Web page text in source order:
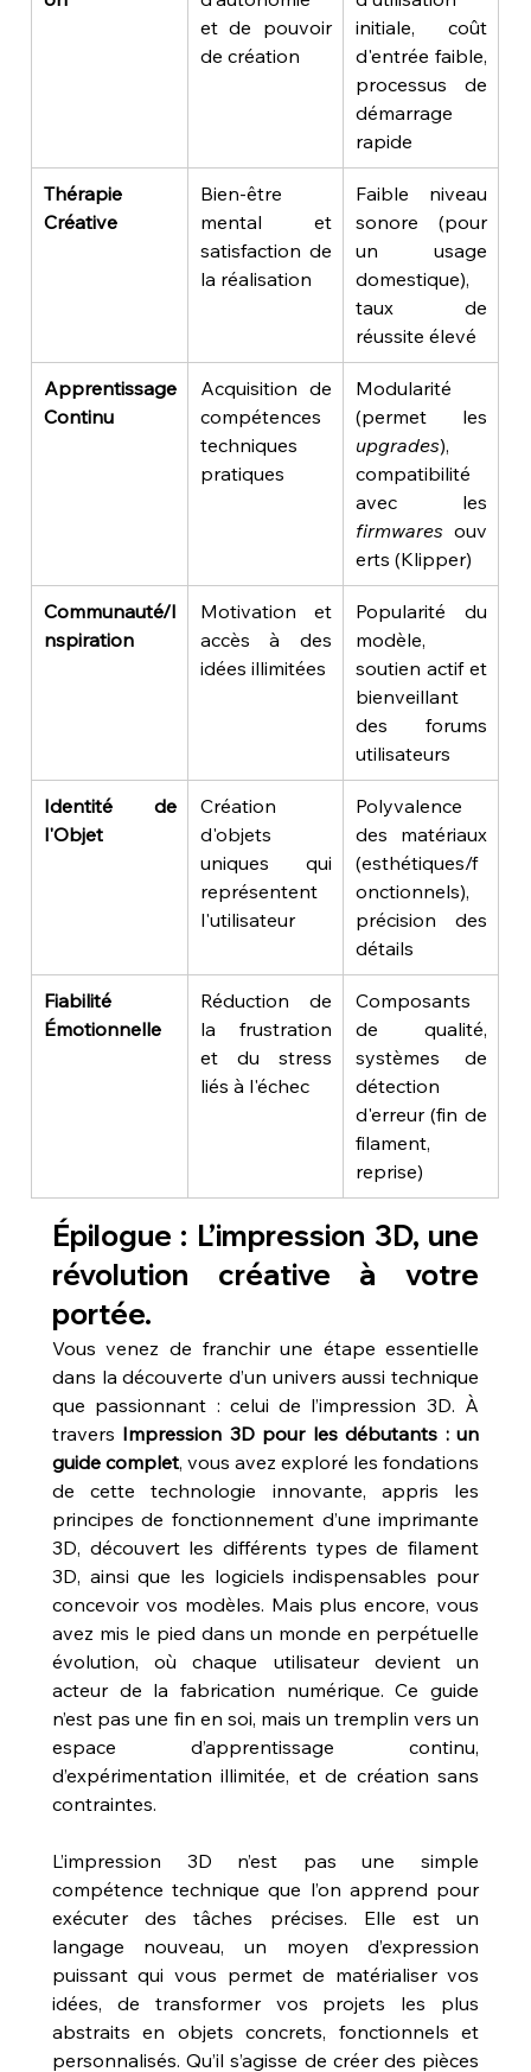
et de pouvoir
de création
initiale, coût
d'entrée faible,
processus de
démarrage
rapide
Thérapie
Créative
Bien-être
mental et
satisfaction de
la réalisation
Faible niveau
sonore (pour
un usage
domestique),
taux de
réussite élevé
Apprentissage
Continu
Acquisition de
compétences
techniques
pratiques
Modularité
upgrades),
compatibilité
firmwares ouv
erts (Klipper)
Communauté/I
nspiration
Motivation et
accès à des
idées illimitées
Popularité du
modèle,
soutien actif et
bienveillant
des forums
utilisateurs
Identité de
l'Objet
Création
d'objets
uniques qui
représentent
l'utilisateur
Polyvalence
des matériaux
(esthétiques/f
onctionnels),
précision des
détails
Fiabilité
Émotionnelle
Réduction de
la frustration
et du stress
liés à l'échec
Composants
de qualité,
systèmes de
détection
d'erreur (fin de
filament,
reprise)
Épilogue : L’impression 3D, une
révolution créative à votre
portée.
Vous venez de franchir une étape essentielle
dans la découverte d’un univers aussi technique
que passionnant : celui de l’impression 3D. À
travers Impression 3D pour les débutants : un
guide complet, vous avez exploré les fondations
de cette technologie innovante, appris les
principes de fonctionnement d’une imprimante
3D, découvert les différents types de filament
3D, ainsi que les logiciels indispensables pour
concevoir vos modèles. Mais plus encore, vous
avez mis le pied dans un monde en perpétuelle
évolution, où chaque utilisateur devient un
acteur de la fabrication numérique. Ce guide
n’est pas une fin en soi, mais un tremplin vers un
espace d’apprentissage continu,
d’expérimentation illimitée, et de création sans
contraintes.
L’impression 3D n’est pas une simple
compétence technique que l’on apprend pour
exécuter des tâches précises. Elle est un
langage nouveau, un moyen d’expression
puissant qui vous permet de matérialiser vos
idées, de transformer vos projets les plus
abstraits en objets concrets, fonctionnels et
personnalisés. Qu’il s’agisse de créer des pièces